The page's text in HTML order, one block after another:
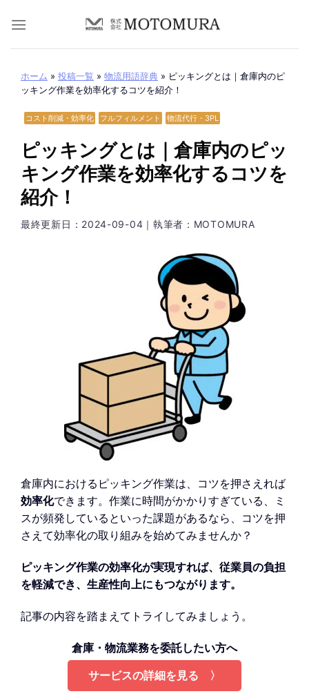
ホーム » 投稿一覧 » 物流用語辞典 » ピッキングとは｜倉庫内のピ
ッキング作業を効率化するコツを紹介！
コスト削減・効率化 フルフィルメント 物流代行・3PL
ピッキングとは｜倉庫内のピッ
キング作業を効率化するコツを
紹介！
最終更新日： 2024-09-04 ｜執筆者：MOTOMURA
倉庫内におけるピッキング作業は、コツを押さえれば
効率化できます。作業に時間がかかりすぎている、ミ
スが頻発しているといった課題があるなら、コツを押
さえて効率化の取り組みを始めてみませんか？
ピッキング作業の効率化が実現すれば、従業員の負担
を軽減でき、生産性向上にもつながります。
記事の内容を踏まえてトライしてみましょう。
倉庫・物流業務を委託したい方へ
サービスの詳細を見る 〉